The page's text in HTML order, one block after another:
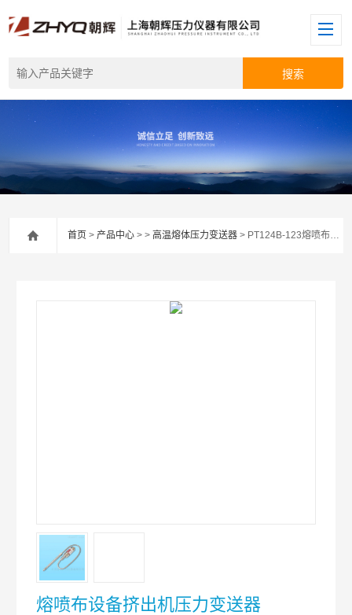
首页 >产品中心 > > 高温熔体压力变送器 > PT124B-123熔喷布设备挤出机压力变送器
熔喷布设备挤出机压力变送器